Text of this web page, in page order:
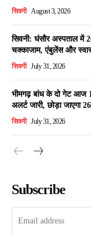
सिवनी August 3, 2026
सिवनी: घंसौर अस्पताल में
चक्काजाम, एंबुलेंस और
सिवनी July 31, 2026
भीमगढ़ बांध के दो गेट आज
अलर्ट जारी, छोड़ा जाएगा
सिवनी July 31, 2026
Subscribe